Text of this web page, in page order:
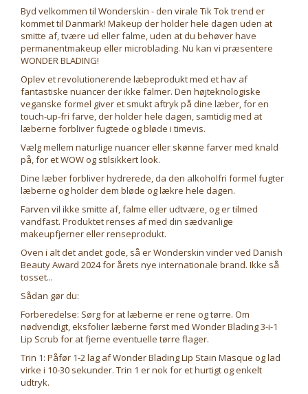
Byd velkommen til Wonderskin - den virale Tik Tok trend er
kommet til Danmark! Makeup der holder hele dagen uden at
smitte af, tvære ud eller falme, uden at du behøver have
permanentmakeup eller microblading. Nu kan vi præsentere
WONDER BLADING!
Oplev et revolutionerende læbeprodukt med et hav af
fantastiske nuancer der ikke falmer. Den højteknologiske
veganske formel giver et smukt aftryk på dine læber, for en
touch-up-fri farve, der holder hele dagen, samtidig med at
læberne forbliver fugtede og bløde i timevis.
Vælg mellem naturlige nuancer eller skønne farver med knald
på, for et WOW og stilsikkert look.
Dine læber forbliver hydrerede, da den alkoholfri formel fugter
læberne og holder dem bløde og lækre hele dagen.
Farven vil ikke smitte af, falme eller udtvære, og er tilmed
vandfast. Produktet renses af med din sædvanlige
makeupfjerner eller renseprodukt.
Oven i alt det andet gode, så er Wonderskin vinder ved Danish
Beauty Award 2024 for årets nye internationale brand. Ikke så
tosset...
Sådan gør du:
Forberedelse: Sørg for at læberne er rene og tørre. Om
nødvendigt, eksfolier læberne først med Wonder Blading 3-i-1
Lip Scrub for at fjerne eventuelle tørre flager.
Trin 1: Påfør 1-2 lag af Wonder Blading Lip Stain Masque og lad
virke i 10-30 sekunder. Trin 1 er nok for et hurtigt og enkelt
udtryk.